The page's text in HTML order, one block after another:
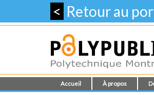
< Retour au
Accueil À propos